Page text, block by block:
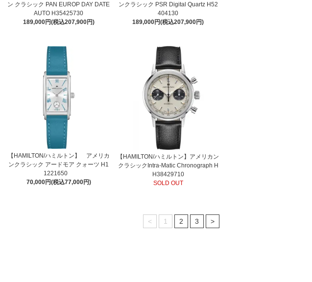
ン クラシック PAN EUROP DAY DATE
AUTO H35425730
189,000円(税込207,900円)
ンクラシック PSR Digital Quartz H52
404130
189,000円(税込207,900円)
【HAMILTON/ハミルトン】 アメリカ
ンクラシック アードモア クォーツ H1
1221650
70,000円(税込77,000円)
【HAMILTON/ハミルトン】アメリカン
クラシックIntra-Matic Chronograph H
H38429710
SOLD OUT
< 1 2 3 >